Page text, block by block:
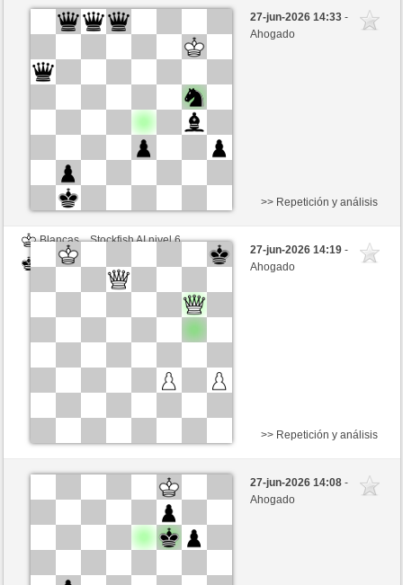
Negras
Stockfish AI nivel 6
Blancas
Valdez (2214)
27-jun-2026 14:33-
Ahogado
Blancas
Stockfish AI nivel 6
Negras
>> Repetición y análisis
27-jun-2026 14:19-
Ahogado
Negras
Stockfish AI nivel 6
Valdez (2214)
>> Repetición y análisis
27-jun-2026 14:08-
Ahogado